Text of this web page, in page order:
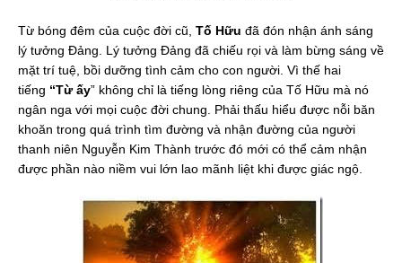
Từ bóng đêm của cuộc đời cũ, Tố Hữu đã đón nhận ánh sáng
lý tưởng Đảng. Lý tưởng Đảng đã chiếu rọi và làm bừng sáng về
mặt trí tuệ, bồi dưỡng tình cảm cho con người. Vì thế hai
tiếng “Từ ấy” không chỉ là tiếng lòng riêng của Tố Hữu mà nó
ngân nga với mọi cuộc đời chung. Phải thấu hiểu được nỗi băn
khoăn trong quá trình tìm đường và nhận đường của người
thanh niên Nguyễn Kim Thành trước đó mới có thể cảm nhận
được phần nào niềm vui lớn lao mãnh liệt khi được giác ngộ.